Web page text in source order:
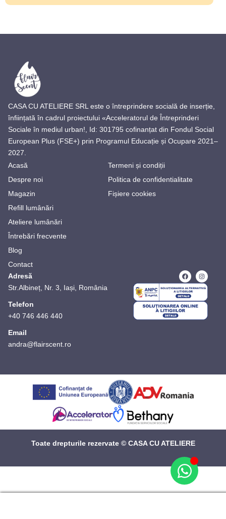
CASA CU ATELIERE SRL este o întreprindere socială de inserție,
înființată în cadrul proiectului «Acceleratorul de Întreprinderi
Sociale în mediul urban!, Id: 301795 cofinanțat din Fondul Social
European Plus (FSE+) prin Programul Educație și Ocupare 2021–
2027.
Acasă
Despre noi
Magazin
Refill lumânări
Ateliere lumânări
Întrebări frecvente
Blog
Contact
Termeni și condiții
Politica de confidentialitate
Fișiere cookies
Adresă
Str.Albineț, Nr. 3, Iași, România
Telefon
+40 746 446 440
Email
andra@flairscent.ro
Toate drepturile rezervate © CASA CU ATELIERE